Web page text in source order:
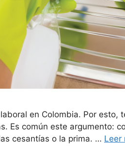
en Colombia. Por
Es común este argumento:
cesantías o la prima. … Leer